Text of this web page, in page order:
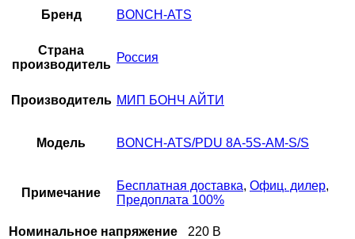
Бренд BONCH-ATS
Страна
производитель
Россия
Производитель МИП БОНЧ АЙТИ
Модель BONCH-ATS/PDU 8A-5S-AM-S/S
Примечание
Бесплатная доставка, Офиц. дилер,
Предоплата 100%
Номинальное напряжение
220 B